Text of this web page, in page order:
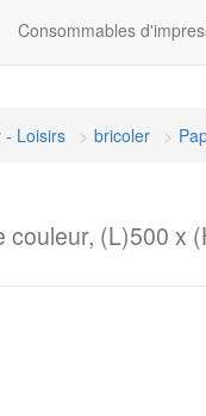
Consommables
- Loisirs bricoler
couleur, (L)500 x